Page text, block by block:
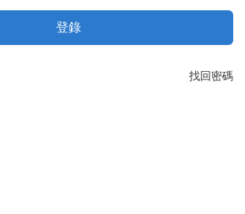
登錄
找回密碼